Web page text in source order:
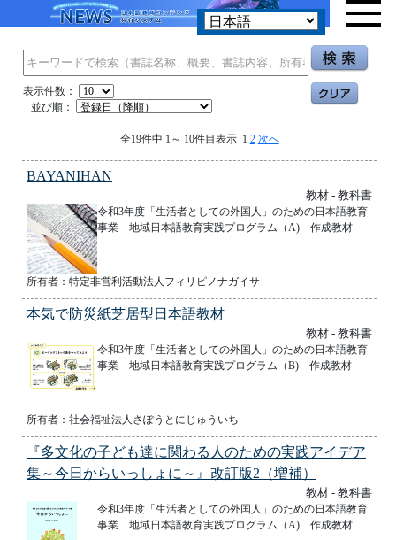
表示件数：
並び順：
全19件中 1～ 10件目表示 1 2 次へ
BAYANIHAN
教材 - 教科書
令和3年度「生活者としての外国人」のための日本語教育
事業 地域日本語教育実践プログラム（A) 作成教材
所有者：特定非営利活動法人フィリピノナガイサ
本気で防災紙芝居型日本語教材
教材 - 教科書
令和3年度「生活者としての外国人」のための日本語教育
事業 地域日本語教育実践プログラム（B) 作成教材
所有者：社会福祉法人さぽうとにじゅういち
『多文化の子ども達に関わる人のための実践アイデア
集～今日からいっしょに～』改訂版2（増補）
教材 - 教科書
令和3年度「生活者としての外国人」のための日本語教育
事業 地域日本語教育実践プログラム（A) 作成教材